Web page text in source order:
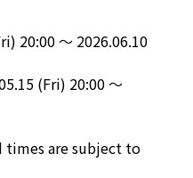
20:00 ～ 2026.06.10
(Fri) 20:00 ～
times are subject to